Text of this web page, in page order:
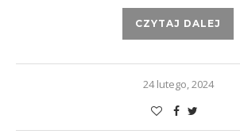
CZYTAJ DALEJ
24 lutego, 2024